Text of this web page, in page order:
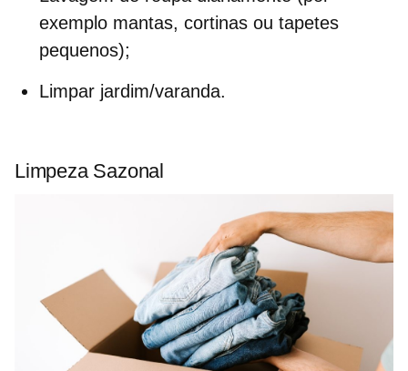
exemplo mantas, cortinas ou tapetes
pequenos);
Limpar jardim/varanda.
Limpeza Sazonal